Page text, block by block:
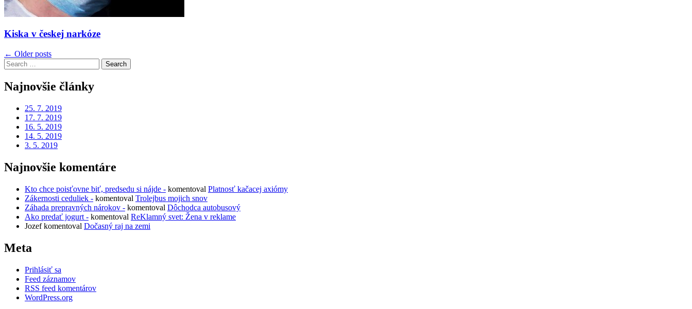
Kiska v českej narkóze
Navigácia
v
článkoch
← Older posts
Search
for:
Najnovšie články
25. 7. 2019
17. 7. 2019
16. 5. 2019
14. 5. 2019
3. 5. 2019
Najnovšie komentáre
Kto chce poisťovne biť, predsedu si nájde - komentoval Platnosť kačacej axiómy
Zákernosti ceduliek - komentoval Trolejbus mojich snov
Záhada prepravných nárokov - komentoval Dôchodca autobusový
Ako predať jogurt - komentoval ReKlamný svet: Žena v reklame
Jozefkomentoval Dočasný raj na zemi
Meta
Prihlásiť sa
Feed záznamov
RSS feed komentárov
WordPress.org